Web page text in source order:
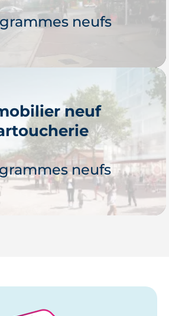
neufs
Je découvre
neuf
neufs
Je découvre